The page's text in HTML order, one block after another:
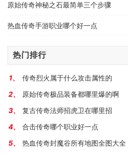
原始传奇神秘之石最简单三个步骤
热血传奇手游职业哪个好一点
热门排行
传奇烈火属于什么攻击属性的
原始传奇极品装备都哪里爆的啊
复古传奇法师招虎卫在哪里招
合击传奇哪个职业好一点
热血传奇封魔谷所有地图全图大全